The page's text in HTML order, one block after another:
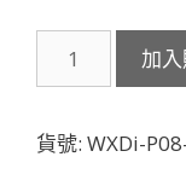
P08-
聖
加
貨號: WXDi-